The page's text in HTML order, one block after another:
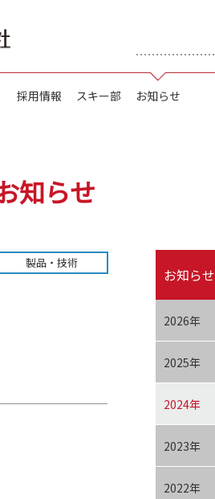
採用情報 スキー部 お知らせ
知らせ
製品・技術
お知らせ
2026年
2025年
2024年
2023年
2022年